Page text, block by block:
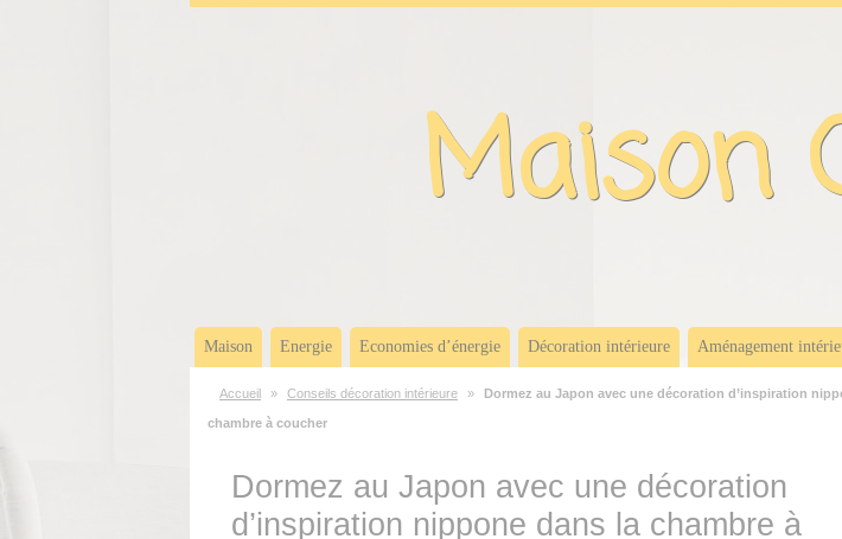
Panneau de gestion des cookies
Maison
Maison Energie Economies d’énergie Décoration intérieure Aménagement
Accueil » Conseils décoration intérieure » Dormez au Japon avec une décoration d’inspiration
chambre à coucher
Dormez au Japon avec une décoration
d’inspiration nippone dans la chambre à